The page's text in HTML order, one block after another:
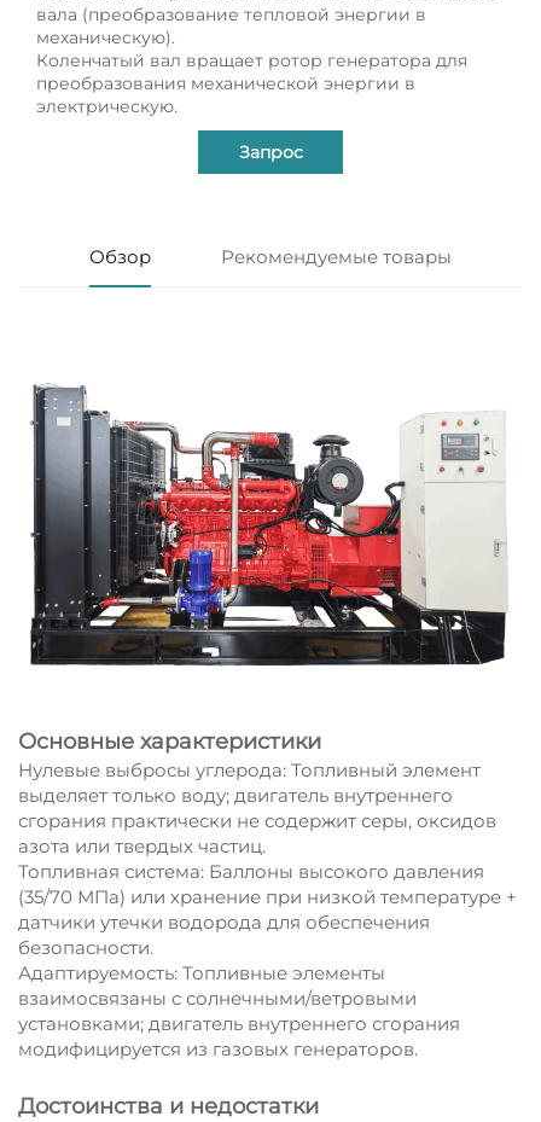
вала (преобразование тепловой энергии в
механическую).
Коленчатый вал вращает ротор генератора для
преобразования механической энергии в
электрическую.
Запрос
Обзор Рекомендуемые товары
Основные характеристики
Нулевые выбросы углерода: Топливный элемент
выделяет только воду; двигатель внутреннего
сгорания практически не содержит серы, оксидов
азота или твердых частиц.
Топливная система: Баллоны высокого давления
(35/70 МПа) или хранение при низкой температуре +
датчики утечки водорода для обеспечения
безопасности.
Адаптируемость: Топливные элементы
взаимосвязаны с солнечными/ветровыми
установками; двигатель внутреннего сгорания
модифицируется из газовых генераторов.
Достоинства и недостатки